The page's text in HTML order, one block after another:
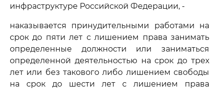
инфраструктуре Российской Федерации, -
наказывается принудительными работами на
срок до пяти лет с лишением права занимать
определенные должности или заниматься
определенной деятельностью на срок до трех
лет или без такового либо лишением свободы
на срок до шести лет с лишением права